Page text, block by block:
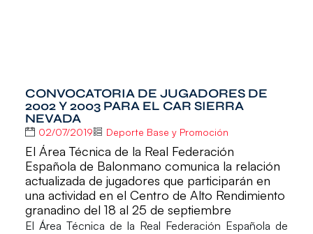
CONVOCATORIA DE JUGADORES DE
2002 Y 2003 PARA EL CAR SIERRA
NEVADA
02/07/2019 Deporte Base y Promoción
El Área Técnica de la Real Federación
Española de Balonmano comunica la relación
actualizada de jugadores que participarán en
una actividad en el Centro de Alto Rendimiento
granadino del 18 al 25 de septiembre
El Área Técnica de la Real Federación Española de